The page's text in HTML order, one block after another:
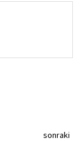
sonraki